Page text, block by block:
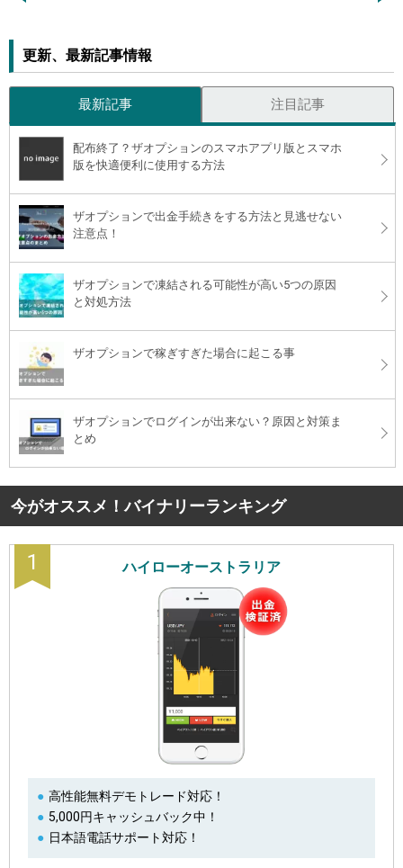
更新、最新記事情報
最新記事 注目記事
配布終了？ザオプションのスマホアプリ版とスマホ
版を快適便利に使用する方法
ザオプションで出金手続きをする方法と見逃せない
注意点！
ザオプションで凍結される可能性が高い5つの原因
と対処方法
ザオプションで稼ぎすぎた場合に起こる事
ザオプションでログインが出来ない？原因と対策ま
とめ
今がオススメ！バイナリーランキング
1 ハイローオーストラリア
高性能無料デモトレード対応！
5,000円キャッシュバック中！
日本語電話サポート対応！